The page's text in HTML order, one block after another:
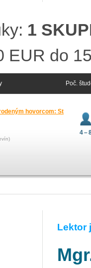
1
EUR do
Poč.
hovorcom: St
4 –
Lektor